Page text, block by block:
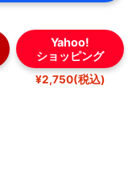
Yahoo!
ショッピング
¥2,750(税込)